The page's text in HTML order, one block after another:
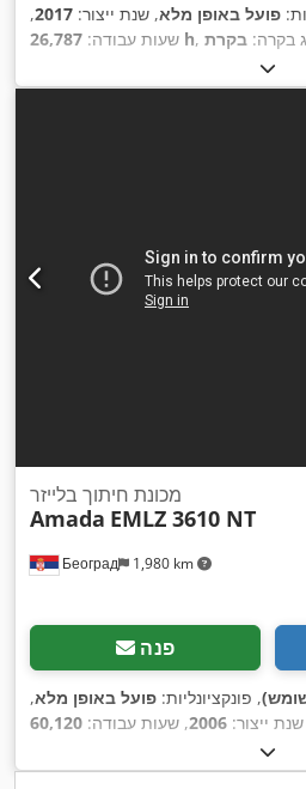
פועל באופן מלא, שנת ייצור: 2017
,
שעות עבודה: 26,787 h בקרה:
אוטומטי
לייזר, יצרן מקור לייזר:FANUC , עובי
Београд 1,980 km
מכונת חיתוך בלייזר
Amada EMLZ 3610 NT
פנה
, פונקציונליות: פועל באופן מלא,
שנת ייצור: 2006, שעות עבודה:
Amada
, סוג לייזר: